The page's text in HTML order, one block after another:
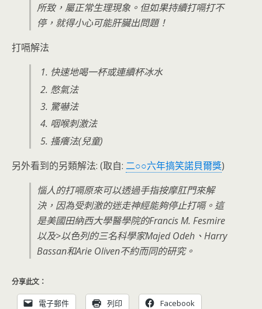
所致，屬正常生理現象。但如果持續打嗝打不
停，就得小心可能肝臟出問題！
打嗝解法
快速地喝一杯或連續杯冰水
憋氣法
驚嚇法
咽喉刺激法
搔癢法(兒童)
另外看到的另類解法: (取自: 二○○六年搞笑諾貝爾獎)
惱人的打嗝原來可以透過手指按摩肛門來解
決，因為受刺激的迷走神經能夠停止打嗝。這
是美國田納西大學醫學院的Francis M. Fesmire
以及>以色列的三名科學家Majed Odeh、Harry
Bassan和Arie Oliven不約而同的研究。
分享此文：
電子郵件 列印 Facebook